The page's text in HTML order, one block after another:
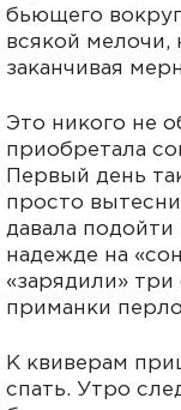
бьющего
всякой мелочи,
заканчивая
Это никого не
приобретала
Первый день
просто
давала подойти
надежде на
«зарядили» три
приманки
К квиверам
спать. Утро